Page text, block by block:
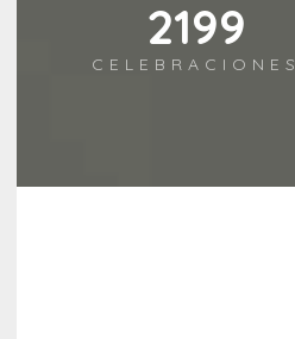
2834
CELEBRACIONES